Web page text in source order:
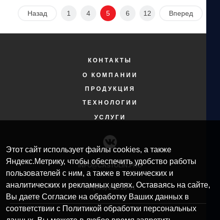
Назад 1 4 5 6 12 Вперед
КОНТАКТЫ
О КОМПАНИИ
ПРОДУКЦИЯ
ТЕХНОЛОГИИ
УСЛУГИ
INFO@CASTOLIN.PRO
+7 (495) 212 13 51​
Этот сайт использует файлы cookies, а также
Яндекс.Метрику, чтобы обеспечить удобство работы
пользователей с ним, а также в технических и
аналитических и рекламных целях. Оставаясь на сайте,
Вы даете Согласие на обработку Ваших данных в
соответствии с Политикой обработки персональных